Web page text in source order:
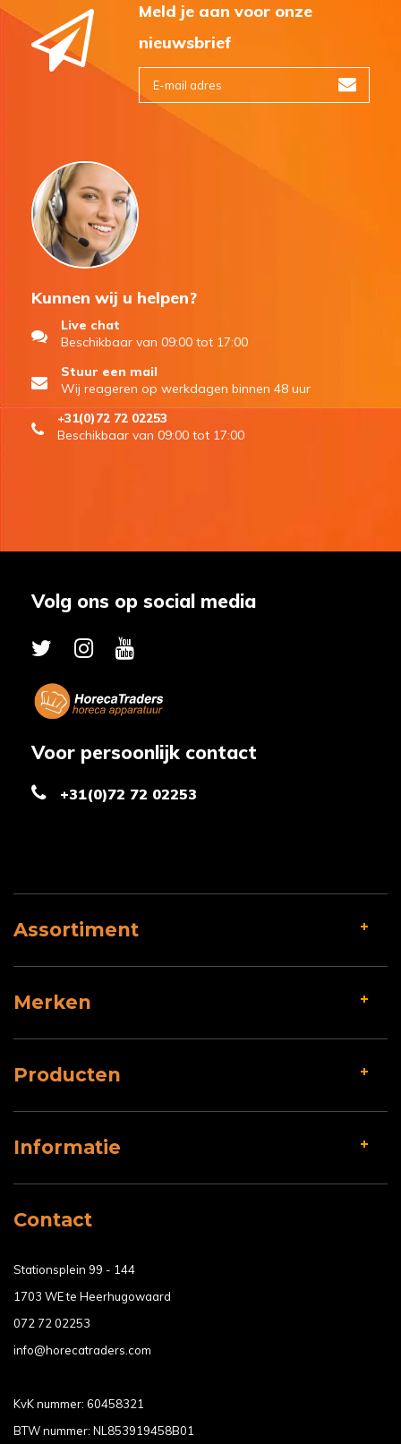
Meld je aan voor onze
nieuwsbrief
Kunnen wij u helpen?
Live chat
Beschikbaar van 09:00 tot 17:00
Stuur een mail
Wij reageren op werkdagen binnen 48 uur
+31(0)72 72 02253
Beschikbaar van 09:00 tot 17:00
Volg ons op social media
Voor persoonlijk contact
+31(0)72 72 02253
Assortiment
Merken
Producten
Informatie
Contact
Stationsplein 99 - 144
1703 WE te Heerhugowaard
072 72 02253
info@horecatraders.com
KvK nummer: 60458321
BTW nummer: NL853919458B01